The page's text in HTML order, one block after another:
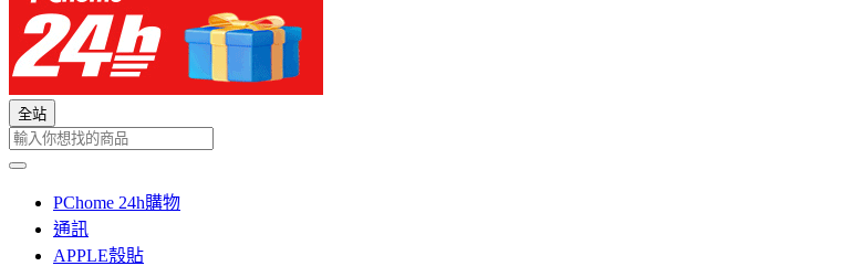
全站
PChome 24h購物
通訊
APPLE殼貼